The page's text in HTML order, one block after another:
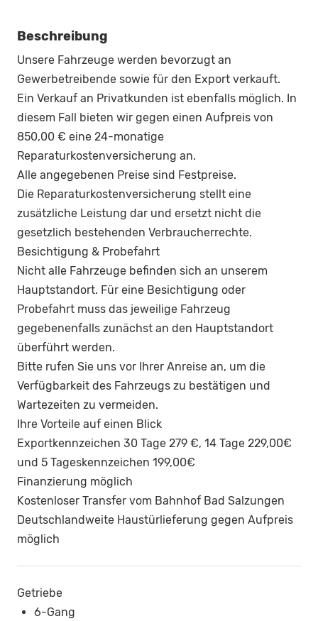
Beschreibung
Unsere Fahrzeuge werden bevorzugt an
Gewerbetreibende sowie für den Export verkauft.
Ein Verkauf an Privatkunden ist ebenfalls möglich. In
diesem Fall bieten wir gegen einen Aufpreis von
850,00 € eine 24-monatige
Reparaturkostenversicherung an.
Alle angegebenen Preise sind Festpreise.
Die Reparaturkostenversicherung stellt eine
zusätzliche Leistung dar und ersetzt nicht die
gesetzlich bestehenden Verbraucherrechte.
Besichtigung & Probefahrt
Nicht alle Fahrzeuge befinden sich an unserem
Hauptstandort. Für eine Besichtigung oder
Probefahrt muss das jeweilige Fahrzeug
gegebenenfalls zunächst an den Hauptstandort
überführt werden.
Bitte rufen Sie uns vor Ihrer Anreise an, um die
Verfügbarkeit des Fahrzeugs zu bestätigen und
Wartezeiten zu vermeiden.
Ihre Vorteile auf einen Blick
Exportkennzeichen 30 Tage 279 €, 14 Tage 229,00€
und 5 Tageskennzeichen 199,00€
Finanzierung möglich
Kostenloser Transfer vom Bahnhof Bad Salzungen
Deutschlandweite Haustürlieferung gegen Aufpreis
möglich
Getriebe
6-Gang